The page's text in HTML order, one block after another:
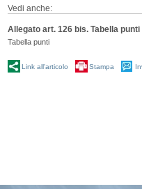
Vedi anche:
Allegato art. 126 bis. Tabella punti
Tabella punti
Link all'articolo Stampa